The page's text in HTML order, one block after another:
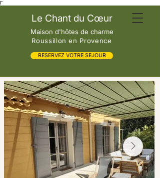
Γ
Le Chant du Cœur
Maison d'hôtes de charme
Roussillon en Provence
RESERVEZ VOTRE SEJOUR